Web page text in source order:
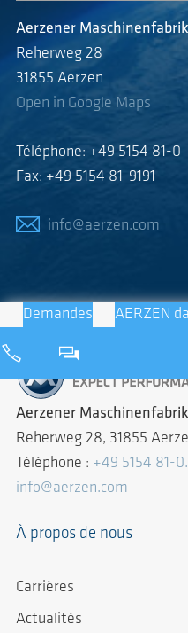
Aerzener
Reherweg 28
31855 Aerzen
Open in Google Maps
Téléphone: +49 5154 81-0
Fax: +49 5154 81-9191
info@aerzen.com
Demandes AERZEN
Aerzener
Reherweg 28, 31855
Téléphone : +49 5154 81-0.
info@aerzen.com
À propos de nous
Carrières
Actualités